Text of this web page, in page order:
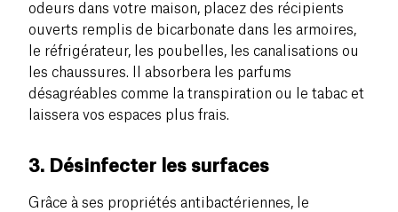
odeurs dans votre maison, placez des récipients
ouverts remplis de bicarbonate dans les armoires,
le réfrigérateur, les poubelles, les canalisations ou
les chaussures. Il absorbera les parfums
désagréables comme la transpiration ou le tabac et
laissera vos espaces plus frais.
3. Désinfecter les surfaces
Grâce à ses propriétés antibactériennes, le